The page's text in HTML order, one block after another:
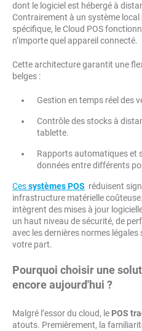
dont le logiciel est hébergé à
Contrairement à un système
spécifique, le Cloud POS
n’importe quel appareil connecté.
Cette architecture garantit une
belges :
Gestion en temps réel des
Contrôle des stocks à
tablette.
Rapports automatiques et
données entre différents
Cessystèmes POS réduisent
infrastructure matérielle
intègrent des mises à jour
un haut niveau de sécurité, de
avec les dernières normes
votre part.
Pourquoi choisir une
encore aujourd'hui ?
Malgré l’essor du cloud, le POS
atouts. Premièrement, la